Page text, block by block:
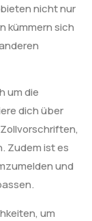
nicht nur
kümmern sich
um die
dich über
Zudem ist es
und
um